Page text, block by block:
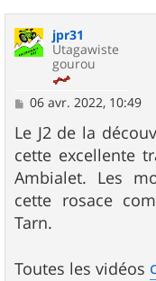
jpr31
Utagawiste
gourou
M
s
s
a
g
e
06 avr. 2022, 10:49
Le J2 de la
cette excellente
Ambialet. Les
cette rosace
Tarn.
Toutes les vidéos